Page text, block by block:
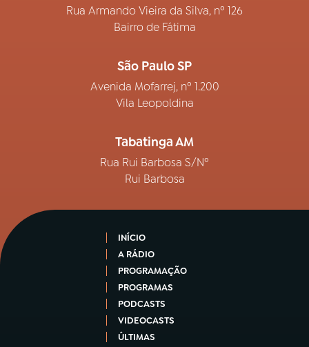
Rua Armando Vieira da Silva, nº 126
Bairro de Fátima
São Paulo SP
Avenida Mofarrej, nº 1.200
Vila Leopoldina
Tabatinga AM
Rua Rui Barbosa S/Nº
Rui Barbosa
INÍCIO
A RÁDIO
PROGRAMAÇÃO
PROGRAMAS
PODCASTS
VIDEOCASTS
ÚLTIMAS